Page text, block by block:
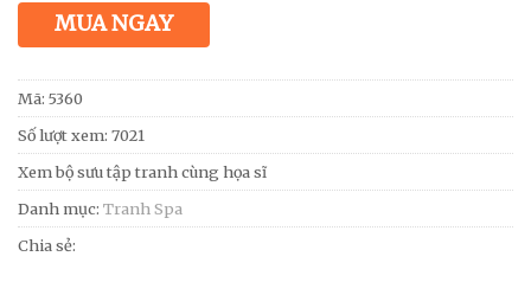
MUA NGAY
Mã: 5360
Số lượt xem: 7021
Xem bộ sưu tập tranh cùng họa sĩ
Danh mục: Tranh Spa
Chia sẻ: